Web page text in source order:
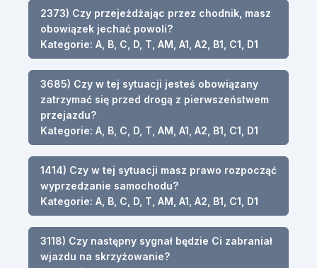
2373) Czy przejeżdżając przez chodnik, masz
obowiązek jechać powoli?
Kategorie: A, B, C, D, T, AM, A1, A2, B1, C1, D1
3685) Czy w tej sytuacji jesteś obowiązany
zatrzymać się przed drogą z pierwszeństwem
przejazdu?
Kategorie: A, B, C, D, T, AM, A1, A2, B1, C1, D1
1414) Czy w tej sytuacji masz prawo rozpocząć
wyprzedzanie samochodu?
Kategorie: A, B, C, D, T, AM, A1, A2, B1, C1, D1
3118) Czy następny sygnał będzie Ci zabraniał
wjazdu na skrzyżowanie?